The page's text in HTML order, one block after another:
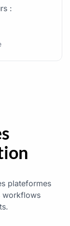
:
plateformes
workflows